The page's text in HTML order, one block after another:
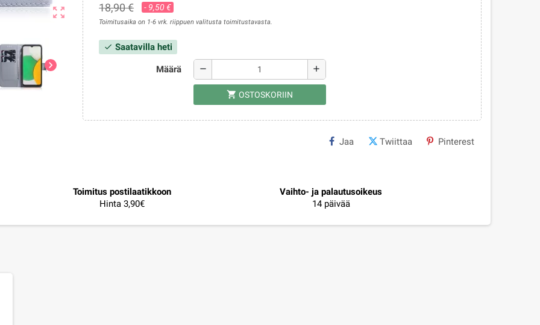
zoom_out_map
chevron_right
18,90 € - 9,50 €
Toimitusaika on 1-6 vrk. riippuen valitusta toimitustavasta.
check Saatavilla heti
Määrä remove add
shopping_cart OSTOSKORIIN
Jaa Twiittaa Pinterest
Toimitus postilaatikkoon
Hinta 3,90€
Vaihto- ja palautusoikeus
14 päivää